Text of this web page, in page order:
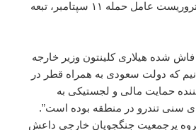
بن لادن و ۱۵ تن از ۱۹ تروریست عامل حمله ۱۱ سپتامبر، تبعه
فاش شده هیلاری کلینتون وزیر خارجه
که دولت سعودی به همراه قطر در
حمایت مالی و لجستیکی به
سنی تندرو در منطقه بوده است”.
پرجمعیت جنگجویان خارجی داعش